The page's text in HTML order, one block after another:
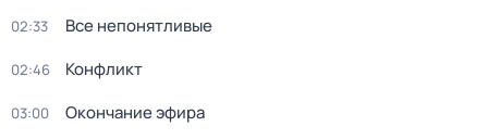
02:33 Все непонятливые
02:46 Конфликт
03:00 Окончание эфира